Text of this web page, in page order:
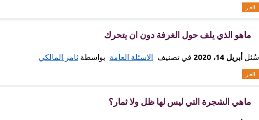
الغاز
ماهو الذي يلف حول الغرفة دون ان يتحرك
سُئل أبريل 14، 2020 في تصنيف الاسئلة العامة بواسطة ثامر المالكي
الغاز
ماهي الشجرة التي ليس لها ظل ولا ثمار؟